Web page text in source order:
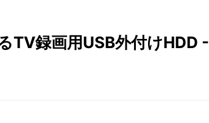
TV録画用USB外付けHDD -